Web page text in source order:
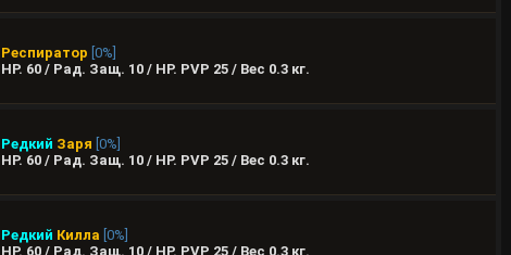
Респиратор [0%]
HP. 60 / Рад. Защ. 10 / HP. PVP 25 / Вес 0.3 кг.
Редкий Заря [0%]
HP. 60 / Рад. Защ. 10 / HP. PVP 25 / Вес 0.3 кг.
Редкий Килла [0%]
HP. 60 / Рад. Защ. 10 / HP. PVP 25 / Вес 0.3 кг.